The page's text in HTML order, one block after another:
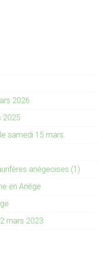
2026
2025
samedi 15 mars.
ariégeoises (1)
en Ariége
mars 2023